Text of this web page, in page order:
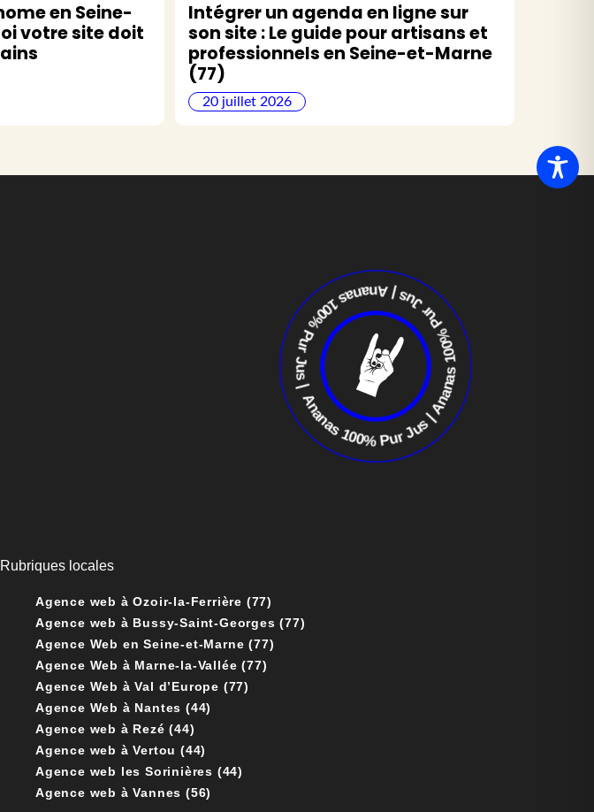
en Seine-
votre site doit
Intégrer un agenda en ligne sur
son site : Le guide pour artisans et
professionnels en Seine-et-Marne
(77)
20 juillet 2026
Ananas 100
% Pur J
us | Ananas 100% Pur Jus | A
nan
as 100%
Pur Jus
|
Rubriques locales
Agence web à Ozoir-la-Ferrière (77)
Agence web à Bussy-Saint-Georges (77)
Agence Web en Seine-et-Marne (77)
Agence Web à Marne-la-Vallée (77)
Agence Web à Val d’Europe (77)
Agence Web à Nantes (44)
Agence web à Rezé (44)
Agence web à Vertou (44)
Agence web les Sorinières (44)
Agence web à Vannes (56)